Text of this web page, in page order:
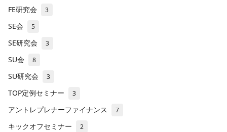
FE研究会 3
SE会 5
SE研究会 3
SU会 8
SU研究会 3
TOP定例セミナー 3
アントレプレナーファイナンス 7
キックオフセミナー 2